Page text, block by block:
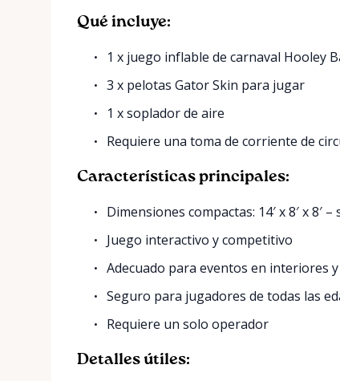
Qué incluye:
1 x juego inflable de carnaval Hooley
3 x pelotas Gator Skin para jugar
1 x soplador de aire
Requiere una toma de corriente de
Características principales:
Dimensiones compactas: 14′ x 8′ x 8′
Juego interactivo y competitivo
Adecuado para eventos en interiores
Seguro para jugadores de todas las
Requiere un solo operador
Detalles útiles: